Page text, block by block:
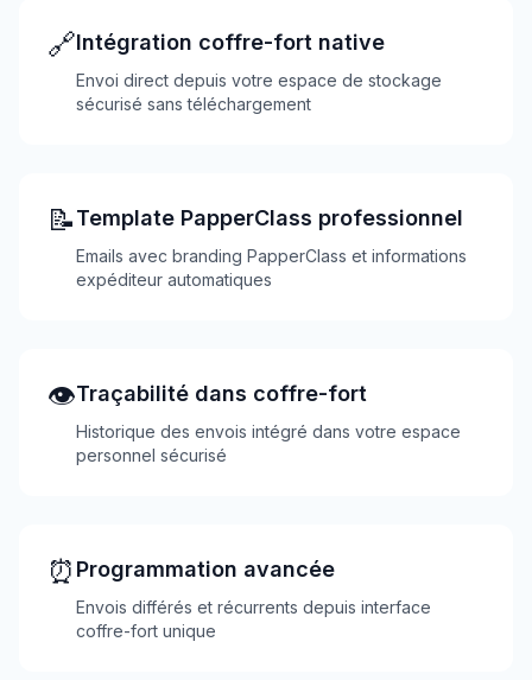
🔗Intégration coffre-fort native
Envoi direct depuis votre espace de stockage
sécurisé sans téléchargement
📝Template PapperClass professionnel
Emails avec branding PapperClass et informations
expéditeur automatiques
👁️Traçabilité dans coffre-fort
Historique des envois intégré dans votre espace
personnel sécurisé
⏰ Programmation avancée
Envois différés et récurrents depuis interface
coffre-fort unique